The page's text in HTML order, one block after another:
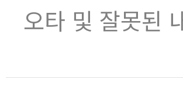
오타 및 잘못된